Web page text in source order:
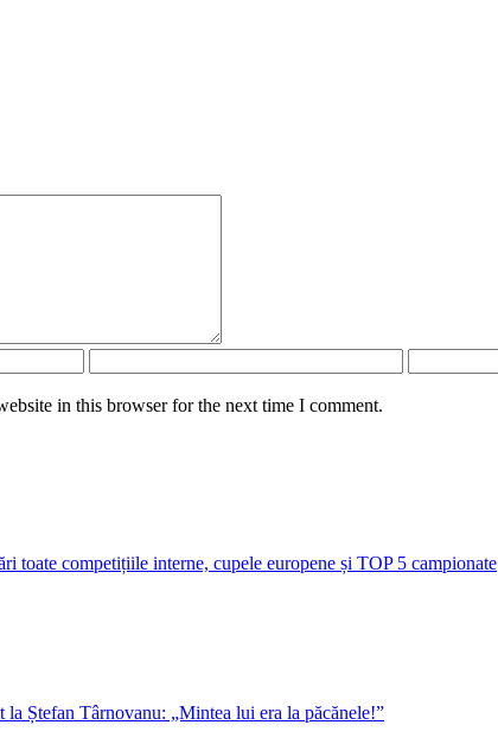
in this browser for the next time I comment.
toate competițiile interne, cupele europene și TOP 5 campionate
la Ștefan Târnovanu: „Mintea lui era la păcănele!”